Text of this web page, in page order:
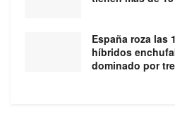
España roza las
híbridos
dominado por